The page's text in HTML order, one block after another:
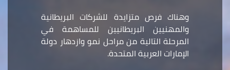
وهناك فرص متزايدة للشركات البريطانية
والمهنيين البريطانيين للمساهمة في
المرحلة التالية من مراحل نمو وازدهار دولة
الإمارات العربية المتحدة.